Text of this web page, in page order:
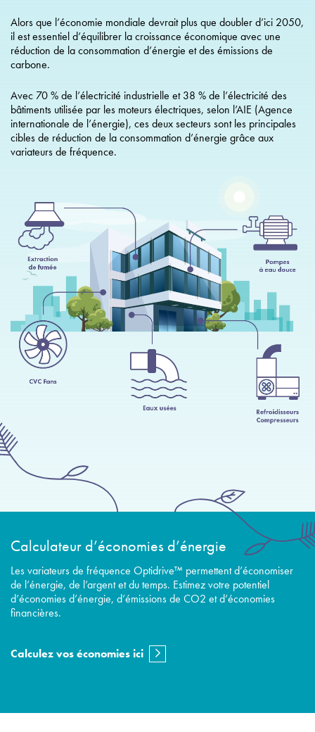
Alors que l’économie mondiale devrait plus que doubler d’ici 2050,
il est essentiel d’équilibrer la croissance économique avec une
réduction de la consommation d’énergie et des émissions de
carbone.
Avec 70 % de l’électricité industrielle et 38 % de l’électricité des
bâtiments utilisée par les moteurs électriques, selon l’AIE (Agence
internationale de l’énergie), ces deux secteurs sont les principales
cibles de réduction de la consommation d’énergie grâce aux
variateurs de fréquence.
Calculateur d’économies d’énergie
Les variateurs de fréquence Optidrive™ permettent d’économiser
de l’énergie, de l’argent et du temps. Estimez votre potentiel
d’économies d’énergie, d’émissions de CO2 et d’économies
financières.
Calculez vos économies ici